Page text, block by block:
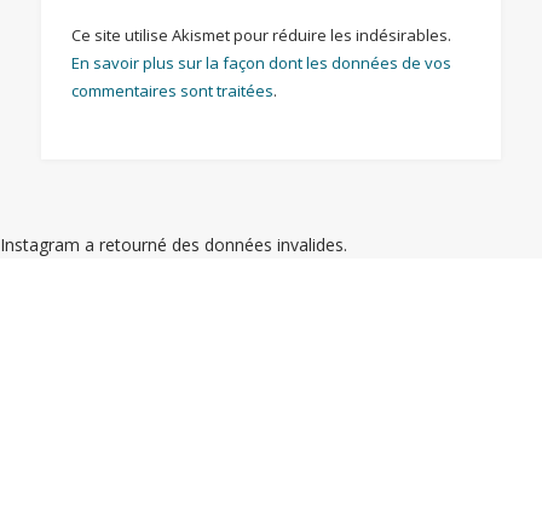
Ce site utilise Akismet pour réduire les indésirables.
En savoir plus sur la façon dont les données de vos
commentaires sont traitées.
Instagram a retourné des données invalides.